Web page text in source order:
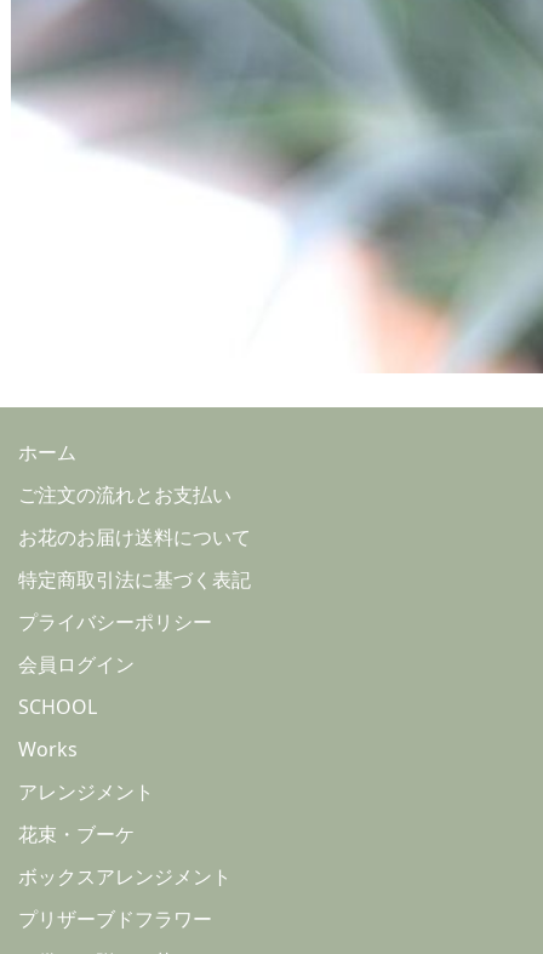
ホーム
ご注文の流れとお支払い
お花のお届け送料について
特定商取引法に基づく表記
プライバシーポリシー
会員ログイン
SCHOOL
Works
アレンジメント
花束・ブーケ
ボックスアレンジメント
プリザーブドフラワー